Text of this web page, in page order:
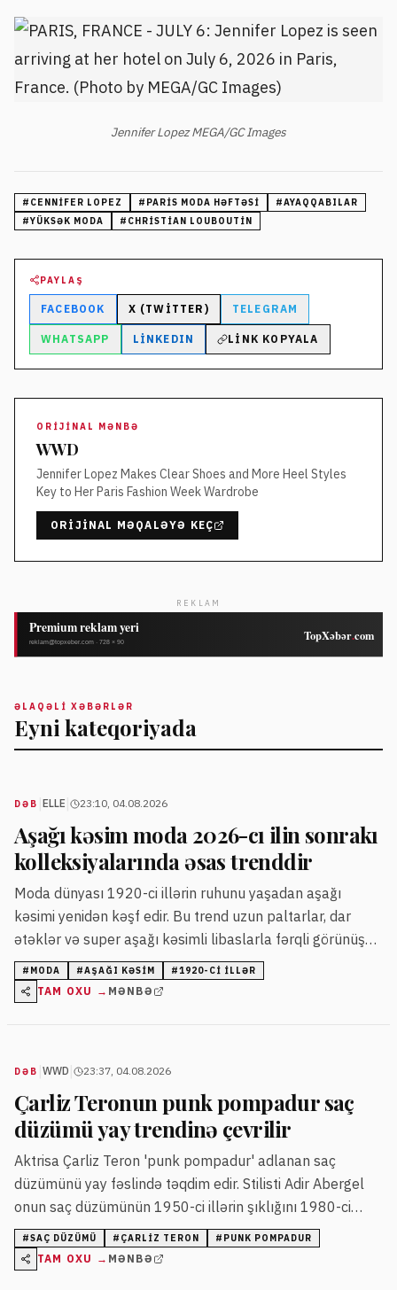
Jennifer Lopez MEGA/GC Images
# CENNIFER LOPEZ # PARIS MODA HƏFTƏSI #AYAQQABILAR
#YÜKSƏK MODA # CHRISTIAN LOUBOUTIN
PAYLAŞ
FACEBOOK X (TWITTER) TELEGRAM
WHATSAPP LINKEDIN LINK KOPYALA
ORIJINAL MƏNBƏ
WWD
Jennifer Lopez Makes Clear Shoes and More Heel Styles
Key to Her Paris Fashion Week Wardrobe
ORIJINAL MƏQALƏYƏ KEÇ
REKLAM
ƏLAQƏLI XƏBƏRLƏR
Eyni kateqoriyada
DƏB ELLE 23:10, 04.08.2026
Aşağı kəsim moda 2026-cı ilin sonrakı
kolleksiyalarında əsas trenddir
Moda dünyası 1920-ci illərin ruhunu yaşadan aşağı
kəsimi yenidən kəşf edir. Bu trend uzun paltarlar, dar
ətəklər və super aşağı kəsimli libaslarla fərqli görünüş
yaradır.
# MODA #AŞAĞI KƏSIM #1920-CI ILLƏR
TAM OXU → MƏNBƏ
DƏB WWD 23:37, 04.08.2026
Çarliz Teronun punk pompadur saç
düzümü yay trendinə çevrilir
Aktrisa Çarliz Teron 'punk pompadur' adlanan saç
düzümünü yay fəslində təqdim edir. Stilisti Adir Abergel
onun saç düzümünün 1950-ci illərin şıklığını 1980-ci
illərin ruhu ilə vəhdət etdiyini bildirib.
#SAÇ DÜZÜMÜ # ÇARLIZ TERON # PUNK POMPADUR
TAM OXU → MƏNBƏ